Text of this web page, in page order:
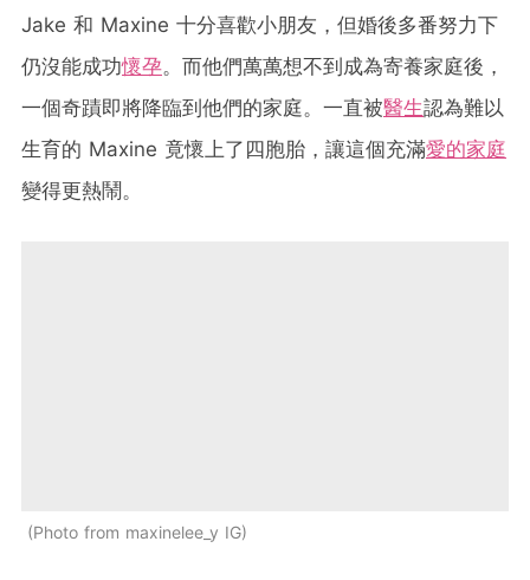
Jake 和 Maxine 十分喜歡小朋友，但婚後多番努力下
仍沒能成功懷孕。而他們萬萬想不到成為寄養家庭後，
一個奇蹟即將降臨到他們的家庭。一直被醫生認為難以
生育的 Maxine 竟懷上了四胞胎，讓這個充滿愛的家庭
變得更熱鬧。
Photo from maxinelee_y IG